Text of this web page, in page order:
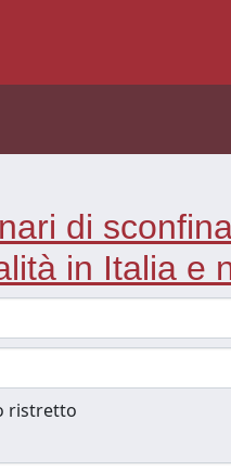
di
in Italia e
ristretto